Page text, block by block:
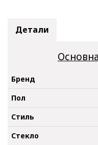
Детали
Бренд
Пол
Стиль
Стекло